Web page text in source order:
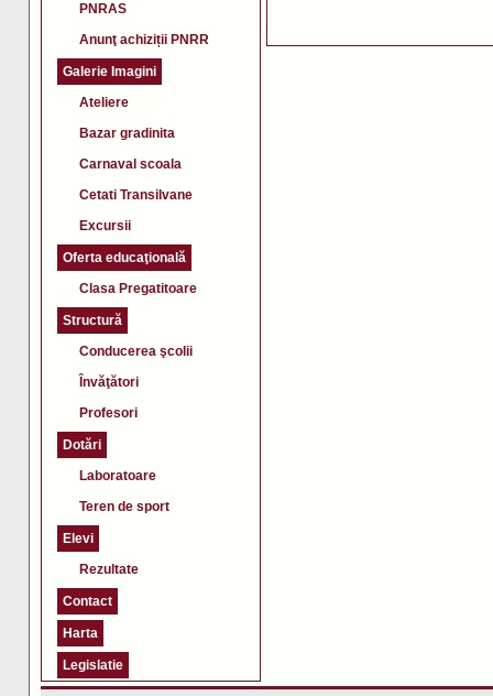
PNRAS
Anunţ achiziții PNRR
Galerie Imagini
Ateliere
Bazar gradinita
Carnaval scoala
Cetati Transilvane
Excursii
Oferta educaţională
Clasa Pregatitoare
Structură
Conducerea şcolii
Învăţători
Profesori
Dotări
Laboratoare
Teren de sport
Elevi
Rezultate
Contact
Harta
Legislatie